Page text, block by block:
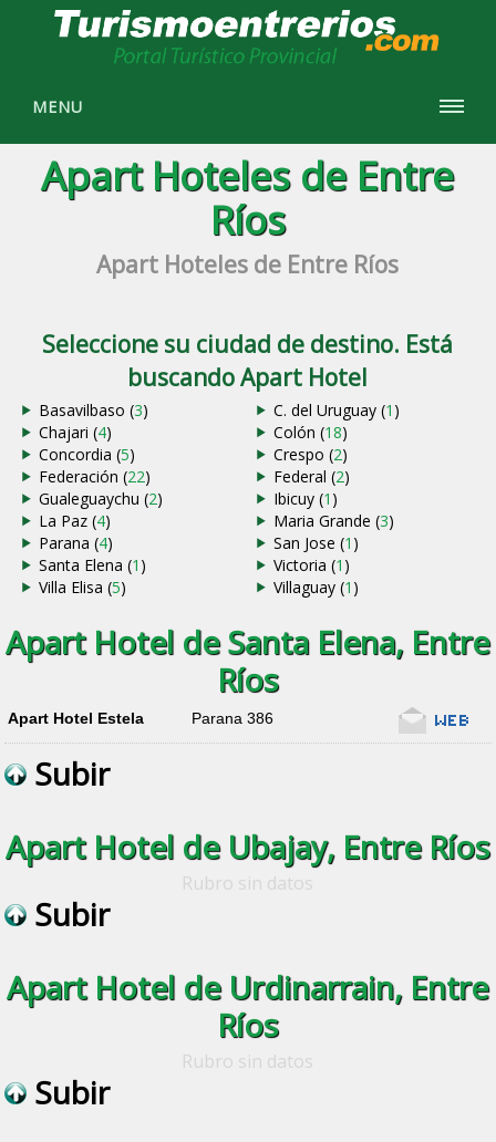
MENU
Apart Hoteles de Entre
Ríos
Apart Hoteles de Entre Ríos
Seleccione su ciudad de destino. Está
buscando Apart Hotel
Basavilbaso (3) C. del Uruguay (1 )
Chajari (4) Colón (18)
Concordia (5) Crespo (2)
Federación (22) Federal (2)
Gualeguaychu (2) Ibicuy (1 )
La Paz (4) Maria Grande (3)
Parana (4) San Jose (1 )
Santa Elena (1 ) Victoria (1 )
Villa Elisa (5) Villaguay (1 )
Apart Hotel de Santa Elena, Entre
Ríos
Apart Hotel Estela Parana 386
Subir
Apart Hotel de Ubajay, Entre Ríos
Rubro sin datos
Subir
Apart Hotel de Urdinarrain, Entre
Ríos
Rubro sin datos
Subir